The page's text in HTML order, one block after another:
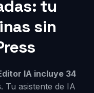
tu
sin
IA incluye 34
. Tu asistente de IA